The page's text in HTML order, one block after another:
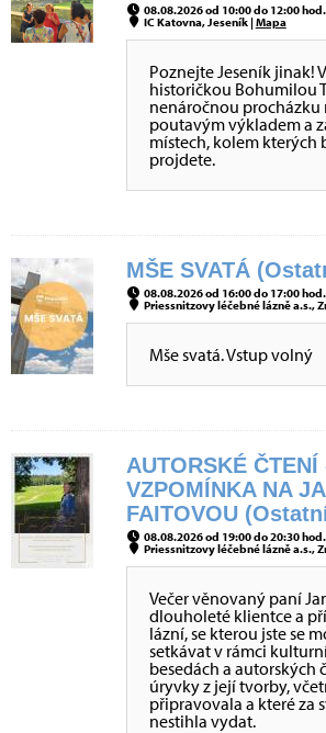
08.08.2026 od 10:00 do 12:00 hod.
IC Katovna, Jeseník |Mapa
Poznejte Jeseník jinak!
historičkou Bohumilou
nenáročnou procházku
poutavým výkladem a
místech, kolem kterých
projdete.
MŠE SVATÁ
08.08.2026 od 16:00 do 17:00 hod.
Priessnitzovy léčebné lázně a.s.,
Mše svatá. Vstup volný
AUTORSKÉ ČTENÍ
VZPOMÍNKA NA
FAITOVOU
08.08.2026 od 19:00 do 20:30 hod.
Priessnitzovy léčebné lázně a.s.,
Večer věnovaný paní
dlouholeté klientce a
lázní, se kterou jste se
setkávat v rámci
besedách a autorských
úryvky z její tvorby,
připravovala a které za
nestihla vydat.